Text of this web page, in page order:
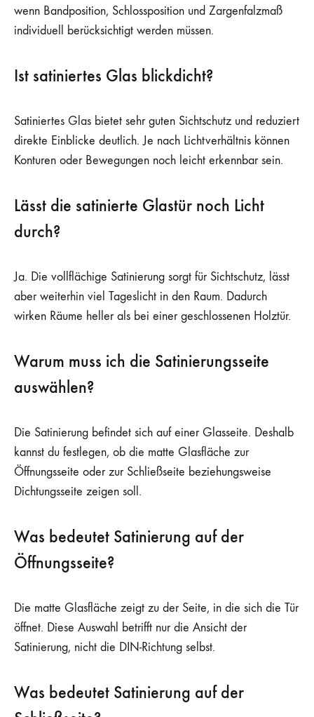
wenn Bandposition, Schlossposition und Zargenfalzmaß
individuell berücksichtigt werden müssen.
Ist satiniertes Glas blickdicht?
Satiniertes Glas bietet sehr guten Sichtschutz und reduziert
direkte Einblicke deutlich. Je nach Lichtverhältnis können
Konturen oder Bewegungen noch leicht erkennbar sein.
Lässt die satinierte Glastür noch Licht
durch?
Ja. Die vollflächige Satinierung sorgt für Sichtschutz, lässt
aber weiterhin viel Tageslicht in den Raum. Dadurch
wirken Räume heller als bei einer geschlossenen Holztür.
Warum muss ich die Satinierungsseite
auswählen?
Die Satinierung befindet sich auf einer Glasseite. Deshalb
kannst du festlegen, ob die matte Glasfläche zur
Öffnungsseite oder zur Schließseite beziehungsweise
Dichtungsseite zeigen soll.
Was bedeutet Satinierung auf der
Öffnungsseite?
Die matte Glasfläche zeigt zu der Seite, in die sich die Tür
öffnet. Diese Auswahl betrifft nur die Ansicht der
Satinierung, nicht die DIN-Richtung selbst.
Was bedeutet Satinierung auf der